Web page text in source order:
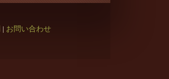
| お問い合わせ